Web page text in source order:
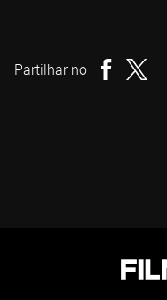
Partilhar no